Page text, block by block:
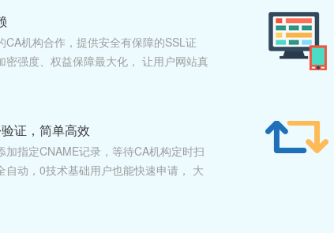
机构合作，提供安全有保障的SSL证
密强度、权益保障最大化， 让用户网站真
证，简单高效
指定CNAME记录，等待CA机构定时扫
自动，0技术基础用户也能快速申请， 大